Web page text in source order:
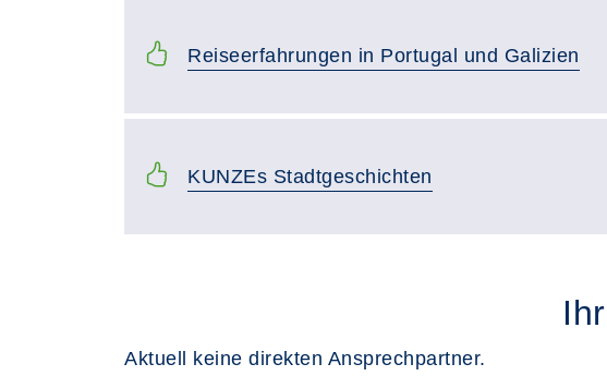
Reiseerfahrungen in Portugal und Galizien
KUNZEs Stadtgeschichten
Aktuell keine direkten Ansprechpartner.